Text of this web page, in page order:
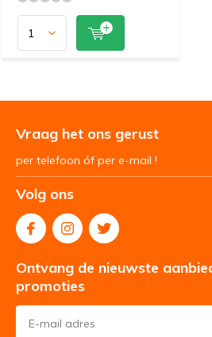
Vraag het ons gerust
per telefoon óf per e-mail !
Volg ons
Ontvang de nieuwste
promoties